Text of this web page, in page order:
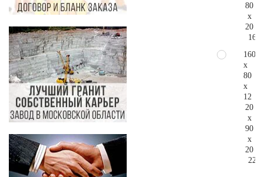
80
x
20
160
x
80
x
12
20
x
90
x
20